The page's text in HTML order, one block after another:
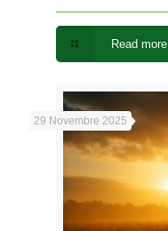
Read more
29 Novembre 2025